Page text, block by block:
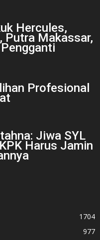
Hercules,
Putra Makassar,
Profesional
Jiwa SYL
Harus Jamin
1704
977